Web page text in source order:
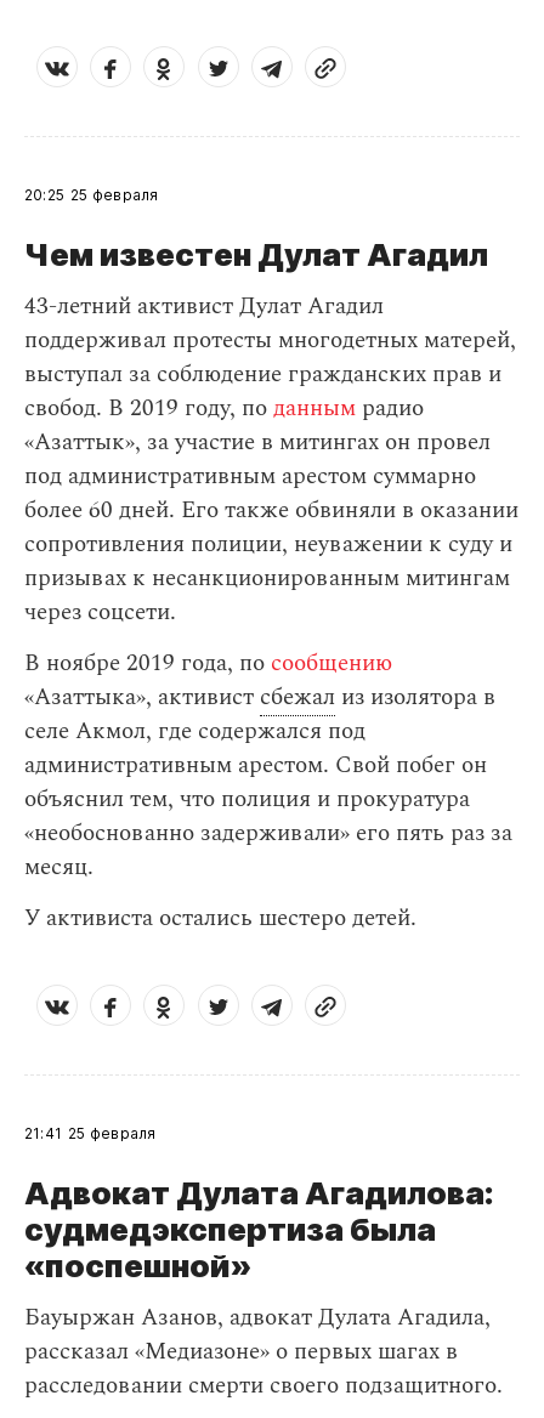
20:25 25 февраля
Чем известен Дулат Агадил​
43-летний активист Дулат Агадил
поддерживал протесты многодетных матерей,
выступал за соблюдение гражданских прав и
свобод. В 2019 году, поданным радио
«Азаттык», за участие в митингах он провел
под административным арестом суммарно
более 60 дней. Его также обвиняли в оказании
сопротивления полиции, неуважении к суду и
призывах к несанкционированным митингам
через соцсети.
В ноябре 2019 года, по сообщению
«Азаттыка», активист сбежал из изолятора в
селе Акмол, где содержался под
административным арестом. Свой побег он
объяснил тем, что полиция и прокуратура
«необоснованно задерживали» его пять раз за
месяц.
У активиста остались шестеро детей.
21:41 25 февраля
Адвокат Дулата Агадилова:
судмедэкспертиза была
«поспешной»
Бауыржан Азанов, адвокат Дулата Агадила,
рассказал «Медиазоне» о первых шагах в
расследовании смерти своего подзащитного.